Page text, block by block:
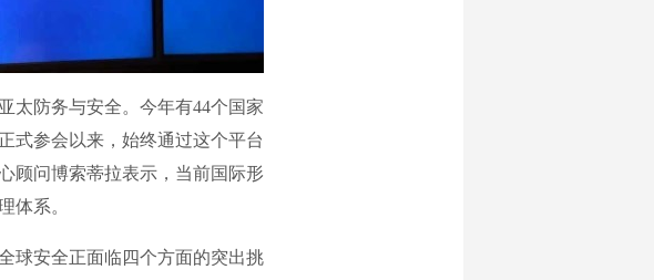
防务与安全。今年有44个国家
式参会以来，始终通过这个平台
顾问博索蒂拉表示，当前国际形
体系。
安全正面临四个方面的突出挑